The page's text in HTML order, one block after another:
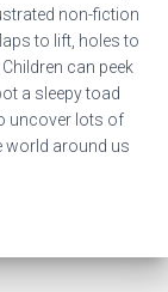
non-fiction
to lift, holes to
can peek
a sleepy toad
uncover lots of
world around us